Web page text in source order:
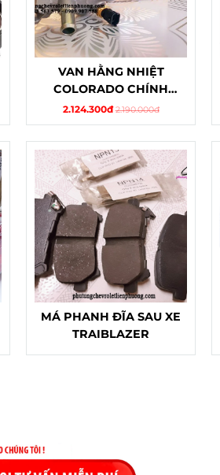
VAN HẰNG NHIỆT
COLORADO CHÍNH
HÃNG
2.124.300đ 2.190.000đ
MÁ PHANH ĐĨA SAU XE
TRAIBLAZER